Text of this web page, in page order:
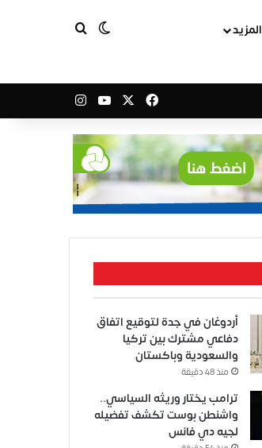
المزيد الوضع المظلم
فيسبوك ‫YouTube
أردوغان في جدة لتوقيع اتفاق
دفاعي مشترك بين تركيا
والسعودية وباكستان
منذ 48 دقيقة
ترامب يختار وريثه السياسي..
واشنطن بوست تكشف تفضيله
لجيه دي فانس